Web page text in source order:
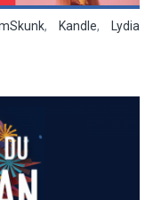
, Kandle,
Lydia